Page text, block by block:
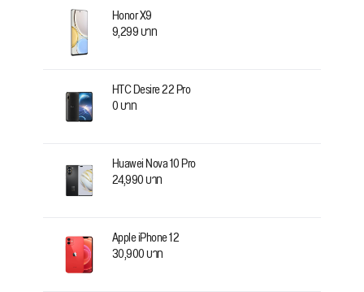
Honor X9
9,299 บาท
HTC Desire 22 Pro
0 บาท
Huawei Nova 10 Pro
24,990 บาท
Apple iPhone 12
30,900 บาท